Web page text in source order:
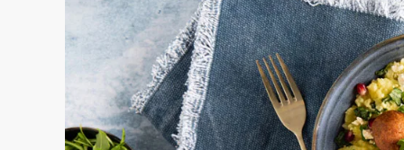
Tussendoortjes
Voor- & tussengerechten